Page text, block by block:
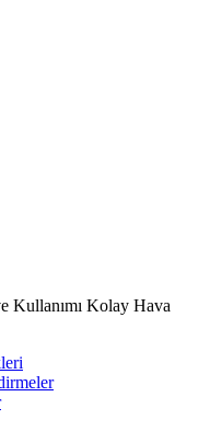
Kullanımı Kolay Hava